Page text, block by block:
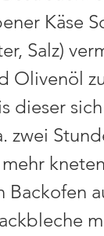
Käse
Salz)
Olivenöl
dieser
zwei
Backofen